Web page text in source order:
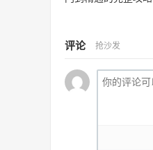
评论 抢沙发